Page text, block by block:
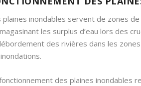
plaines inondables servent de zones
les surplus d’eau lors des
des rivières dans les
des plaines inondables